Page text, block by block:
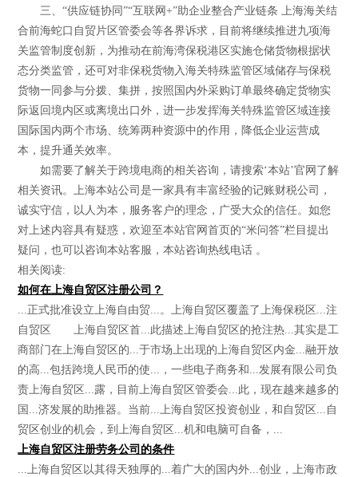
三、“供应链协同”“互联网+”助企业整合产业链条 上海海关结
合前海蛇口自贸片区管委会等各界诉求，目前将继续推进九项海
关监管制度创新，为推动在前海湾保税港区实施仓储货物根据状
态分类监管，还可对非保税货物入海关特殊监管区域储存与保税
货物一同参与分拨、集拼，按照国内外采购订单最终确定货物实
际返回境内区或离境出口外，进一步发挥海关特殊监管区域连接
国际国内两个市场、统筹两种资源中的作用，降低企业运营成
本，提升通关效率。
如需要了解关于跨境电商的相关咨询，请搜索‘本站’官网了解
相关资讯。上海本站公司是一家具有丰富经验的记账财税公司，
诚实守信，以人为本，服务客户的理念，广受大众的信任。如您
对上述内容具有疑惑，欢迎至本站官网首页的“米问答”栏目提出
疑问，也可以咨询本站客服，本站咨询热线电话 。
相关阅读:
如何在上海自贸区注册公司？
...正式批准设立上海自由贸...。上海自贸区覆盖了上海保税区...注
自贸区 上海自贸区首...此描述上海自贸区的抢注热...其实是工
商部门在上海自贸区的...于市场上出现的上海自贸区内金...融开放
的高...包括跨境人民币的使...，一些电子商务和...发展有限公司负
责上海自贸区...露，目前上海自贸区管委会...此，现在越来越多的
国...济发展的助推器。当前...上海自贸区投资创业，和自贸区...自
贸区创业的机会，到上海自贸区...机和电脑可自备，...
上海自贸区注册劳务公司的条件
...上海自贸区以其得天独厚的...着广大的国内外...创业，上海市政